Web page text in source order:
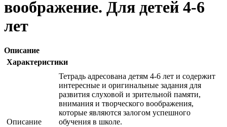
воображение. Для детей 4-6
лет
Описание
Характеристики
Описание
Тетрадь адресована детям 4-6 лет и содержит
интересные и оригинальные задания для
развития слуховой и зрительной памяти,
внимания и творческого воображения,
которые являются залогом успешного
обучения в школе.